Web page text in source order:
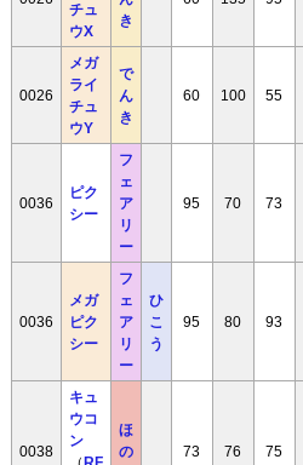
チュ
ウX
き
0026
メガ
ライ
チュ
ウY
で
ん
き
60 100 55
0036
ピク
シー
フ
ェ
ア
リ
ー
95 70 73
0036
メガ
ピク
シー
フ
ェ
ア
リ
ー
ひ
こ
う
95 80 93
0038
キュ
ウコ
ン
（ RF
ほ
の
73 76 75